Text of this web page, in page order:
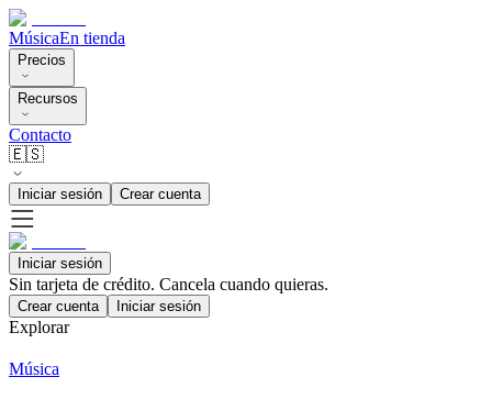
MúsicaEn tienda
Precios
Recursos
Contacto
🇪🇸
Iniciar sesión Crear cuenta
Iniciar sesión
Sin tarjeta de crédito. Cancela cuando quieras.
Crear cuenta Iniciar sesión
Explorar
Música